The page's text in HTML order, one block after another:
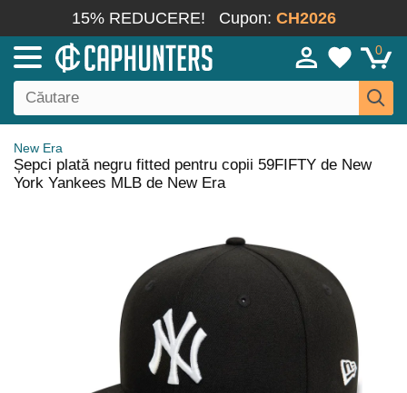
15% REDUCERE! Cupon: CH2026
0
New Era
Șepci plată negru fitted pentru copii 59FIFTY de New
York Yankees MLB de New Era